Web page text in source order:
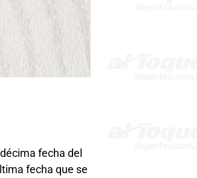
fecha del
fecha que se